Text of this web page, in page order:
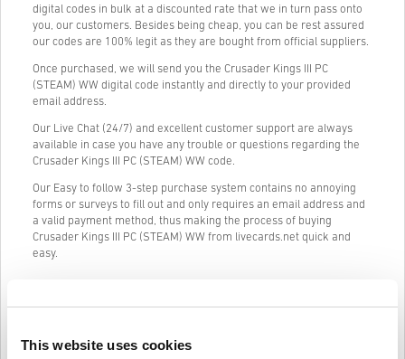
This website uses cookies
digital codes in bulk at a discounted rate that we in turn pass onto
you, our customers. Besides being cheap, you can be rest assured
our codes are 100% legit as they are bought from official suppliers.
Once purchased, we will send you the Crusader Kings III PC
(STEAM) WW digital code instantly and directly to your provided
email address.
Our Live Chat (24/7) and excellent customer support are always
available in case you have any trouble or questions regarding the
Crusader Kings III PC (STEAM) WW code.
Our Easy to follow 3-step purchase system contains no annoying
forms or surveys to fill out and only requires an email address and
a valid payment method, thus making the process of buying
Crusader Kings III PC (STEAM) WW from livecards.net quick and
easy.
Ako to funguje na Livecards.net
Vylúčenie zodpovednosti